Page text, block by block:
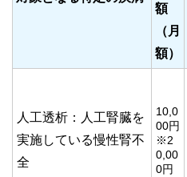
額
（月
額）
人工透析：人工腎臓を
実施している慢性腎不
全
10,0
00円
※2
0,00
0円